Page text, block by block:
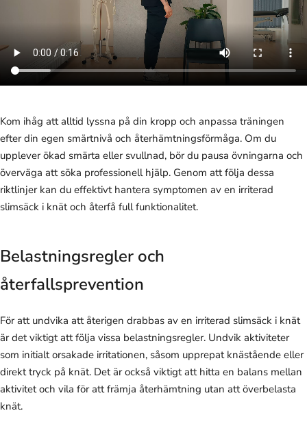
Kom ihåg att alltid lyssna på din kropp och anpassa träningen
efter din egen smärtnivå och återhämtningsförmåga. Om du
upplever ökad smärta eller svullnad, bör du pausa övningarna och
överväga att söka professionell hjälp. Genom att följa dessa
riktlinjer kan du effektivt hantera symptomen av en irriterad
slimsäck i knät och återfå full funktionalitet.
Belastningsregler och
återfallsprevention
För att undvika att återigen drabbas av en irriterad slimsäck i knät
är det viktigt att följa vissa belastningsregler. Undvik aktiviteter
som initialt orsakade irritationen, såsom upprepat knästående eller
direkt tryck på knät. Det är också viktigt att hitta en balans mellan
aktivitet och vila för att främja återhämtning utan att överbelasta
knät.